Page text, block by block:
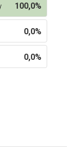
100,0%
0,0%
0,0%